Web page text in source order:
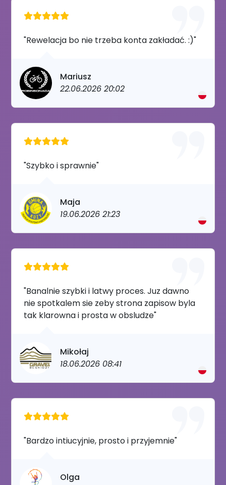
"Rewelacja bo nie trzeba konta zakładać. :)"
Mariusz
22.06.2026 20:02
"Szybko i sprawnie"
Maja
19.06.2026 21:23
"Banalnie szybki i latwy proces. Juz dawno
nie spotkalem sie zeby strona zapisow byla
tak klarowna i prosta w obsludze"
Mikołaj
18.06.2026 08:41
"Bardzo intiucyjnie, prosto i przyjemnie"
Olga